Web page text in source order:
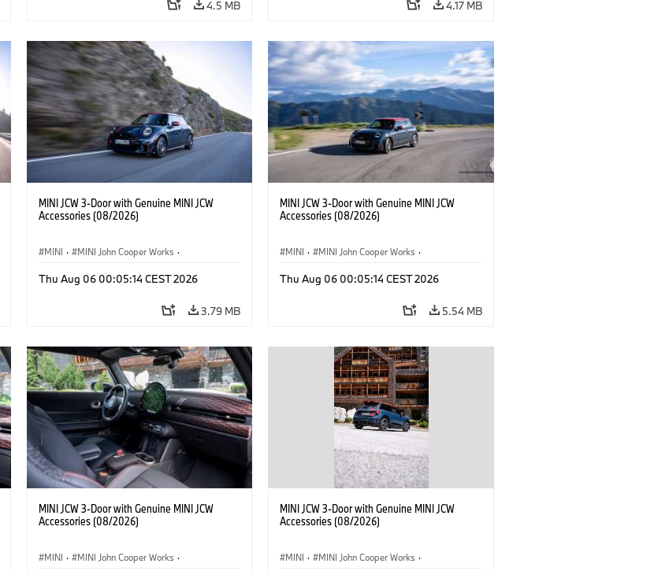
4.5 MB 4.17 MB
MINI JCW 3-Door with Genuine MINI JCW
Accessories (08/2026)
MINI · MINI John Cooper Works ·
Optional Extras, Accessories
Thu Aug 06 00:05:14 CEST 2026
3.79 MB
MINI JCW 3-Door with Genuine MINI JCW
Accessories (08/2026)
MINI · MINI John Cooper Works ·
Optional Extras, Accessories
Thu Aug 06 00:05:14 CEST 2026
5.54 MB
MINI JCW 3-Door with Genuine MINI JCW
Accessories (08/2026)
MINI · MINI John Cooper Works ·
MINI JCW 3-Door with Genuine MINI JCW
Accessories (08/2026)
MINI · MINI John Cooper Works ·